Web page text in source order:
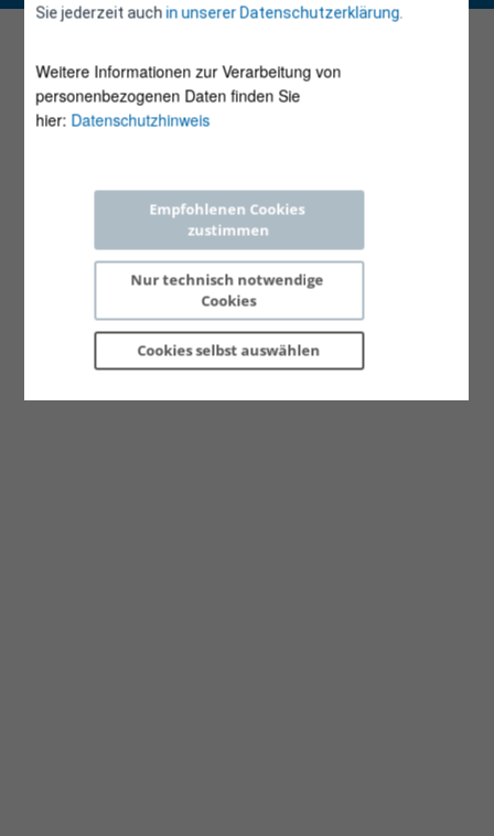
Sie jederzeit auchin unserer Datenschutzerklärung.
Weitere Informationen zur Verarbeitung von
personenbezogenen Daten finden Sie
hier: Datenschutzhinweis
Empfohlenen Cookies
zustimmen
Nur technisch notwendige
Cookies
Cookies selbst auswählen